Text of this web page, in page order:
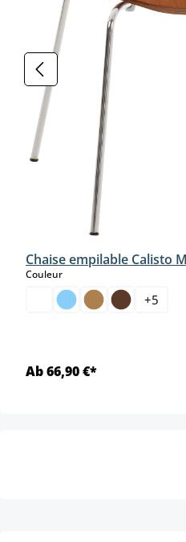
Chaise empilable Calisto
Couleurselect
+5
Ab 66,90 €*